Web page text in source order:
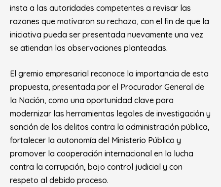
insta a las autoridades competentes a revisar las
razones que motivaron su rechazo, con el fin de que la
iniciativa pueda ser presentada nuevamente una vez
se atiendan las observaciones planteadas.
El gremio empresarial reconoce la importancia de esta
propuesta, presentada por el Procurador General de
la Nación, como una oportunidad clave para
modernizar las herramientas legales de investigación y
sanción de los delitos contra la administración pública,
fortalecer la autonomía del Ministerio Público y
promover la cooperación internacional en la lucha
contra la corrupción, bajo control judicial y con
respeto al debido proceso.